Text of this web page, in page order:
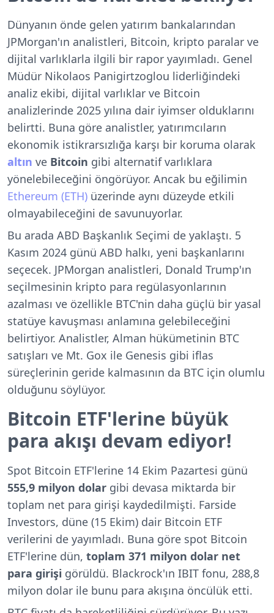
Dünyanın önde gelen yatırım bankalarından
JPMorgan'ın analistleri, Bitcoin, kripto paralar ve
dijital varlıklarla ilgili bir rapor yayımladı. Genel
Müdür Nikolaos Panigirtzoglou liderliğindeki
analiz ekibi, dijital varlıklar ve Bitcoin
analizlerinde 2025 yılına dair iyimser olduklarını
belirtti. Buna göre analistler, yatırımcıların
ekonomik istikrarsızlığa karşı bir koruma olarak
altın ve Bitcoin gibi alternatif varlıklara
yönelebileceğini öngörüyor. Ancak bu eğilimin
Ethereum (ETH) üzerinde aynı düzeyde etkili
olmayabileceğini de savunuyorlar.
Bu arada ABD Başkanlık Seçimi de yaklaştı. 5
Kasım 2024 günü ABD halkı, yeni başkanlarını
seçecek. JPMorgan analistleri, Donald Trump'ın
seçilmesinin kripto para regülasyonlarının
azalması ve özellikle BTC'nin daha güçlü bir yasal
statüye kavuşması anlamına gelebileceğini
belirtiyor. Analistler, Alman hükümetinin BTC
satışları ve Mt. Gox ile Genesis gibi iflas
süreçlerinin geride kalmasının da BTC için olumlu
olduğunu söylüyor.
Bitcoin ETF'lerine büyük
para akışı devam ediyor!
Spot Bitcoin ETF'lerine 14 Ekim Pazartesi günü
555,9 milyon dolar gibi devasa miktarda bir
toplam net para girişi kaydedilmişti. Farside
Investors, düne (15 Ekim) dair Bitcoin ETF
verilerini de yayımladı. Buna göre spot Bitcoin
ETF'lerine dün, toplam 371 milyon dolar net
para girişi görüldü. Blackrock'ın IBIT fonu, 288,8
milyon dolar ile bunu para akışına öncülük etti.